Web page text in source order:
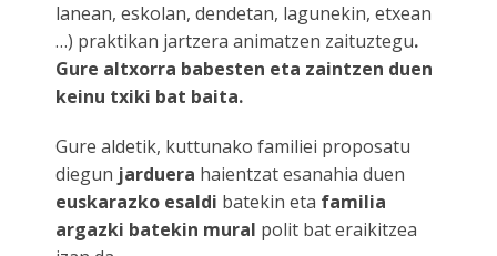
lanean, eskolan, dendetan, lagunekin, etxean
…) praktikan jartzera animatzen zaituztegu.
Gure altxorra babesten eta zaintzen duen
keinu txiki bat baita.
Gure aldetik, kuttunako familiei proposatu
diegun jarduera haientzat esanahia duen
euskarazko esaldi batekin eta familia
argazki batekin mural polit bat eraikitzea